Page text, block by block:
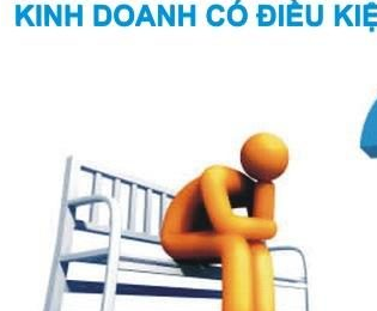
đầu
tư
–